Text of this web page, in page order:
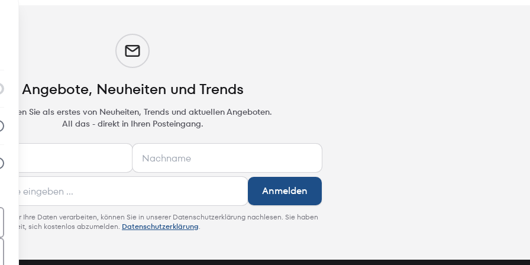
Angebote, Neuheiten und Trends
Sie als erstes von Neuheiten, Trends und aktuellen Angeboten.
All das - direkt in Ihren Posteingang.
Anmelden
wir Ihre Daten verarbeiten, können Sie in unserer Datenschutzerklärung nachlesen. Sie haben
sich kostenlos abzumelden. Datenschutzerklärung.